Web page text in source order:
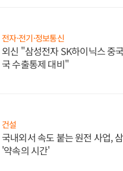
전자·전기·정보통신
외신 "삼성전자 SK하이닉스 중
국 수출통제 대비"
건설
국내외서 속도 붙는 원전 사업,
'약속의 시간'